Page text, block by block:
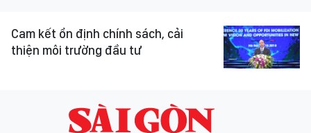
Cam kết ổn định chính sách, cải
thiện môi trường đầu tư